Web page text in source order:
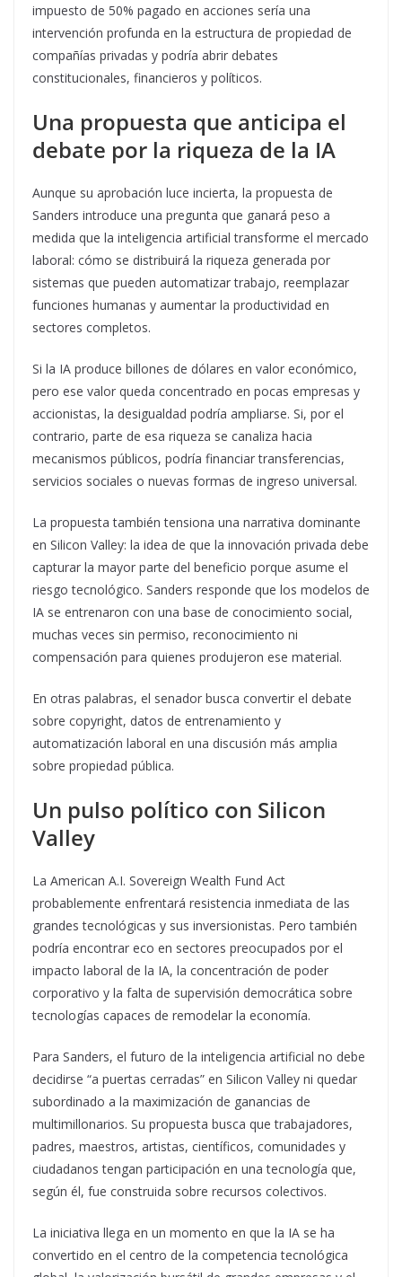
impuesto de 50% pagado en acciones sería una
intervención profunda en la estructura de propiedad de
compañías privadas y podría abrir debates
constitucionales, financieros y políticos.
Una propuesta que anticipa el
debate por la riqueza de la IA
Aunque su aprobación luce incierta, la propuesta de
Sanders introduce una pregunta que ganará peso a
medida que la inteligencia artificial transforme el mercado
laboral: cómo se distribuirá la riqueza generada por
sistemas que pueden automatizar trabajo, reemplazar
funciones humanas y aumentar la productividad en
sectores completos.
Si la IA produce billones de dólares en valor económico,
pero ese valor queda concentrado en pocas empresas y
accionistas, la desigualdad podría ampliarse. Si, por el
contrario, parte de esa riqueza se canaliza hacia
mecanismos públicos, podría financiar transferencias,
servicios sociales o nuevas formas de ingreso universal.
La propuesta también tensiona una narrativa dominante
en Silicon Valley: la idea de que la innovación privada debe
capturar la mayor parte del beneficio porque asume el
riesgo tecnológico. Sanders responde que los modelos de
IA se entrenaron con una base de conocimiento social,
muchas veces sin permiso, reconocimiento ni
compensación para quienes produjeron ese material.
En otras palabras, el senador busca convertir el debate
sobre copyright, datos de entrenamiento y
automatización laboral en una discusión más amplia
sobre propiedad pública.
Un pulso político con Silicon
Valley
La American A.I. Sovereign Wealth Fund Act
probablemente enfrentará resistencia inmediata de las
grandes tecnológicas y sus inversionistas. Pero también
podría encontrar eco en sectores preocupados por el
impacto laboral de la IA, la concentración de poder
corporativo y la falta de supervisión democrática sobre
tecnologías capaces de remodelar la economía.
Para Sanders, el futuro de la inteligencia artificial no debe
decidirse “a puertas cerradas” en Silicon Valley ni quedar
subordinado a la maximización de ganancias de
multimillonarios. Su propuesta busca que trabajadores,
padres, maestros, artistas, científicos, comunidades y
ciudadanos tengan participación en una tecnología que,
según él, fue construida sobre recursos colectivos.
La iniciativa llega en un momento en que la IA se ha
convertido en el centro de la competencia tecnológica